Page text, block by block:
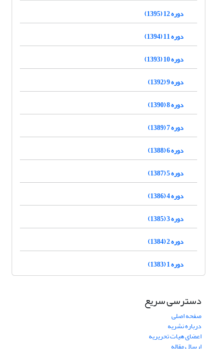
دوره 12 (1395)
دوره 11 (1394)
دوره 10 (1393)
دوره 9 (1392)
دوره 8 (1390)
دوره 7 (1389)
دوره 6 (1388)
دوره 5 (1387)
دوره 4 (1386)
دوره 3 (1385)
دوره 2 (1384)
دوره 1 (1383)
دسترسی سریع
صفحه اصلی
درباره نشریه
اعضای هیات تحریریه
ارسال مقاله